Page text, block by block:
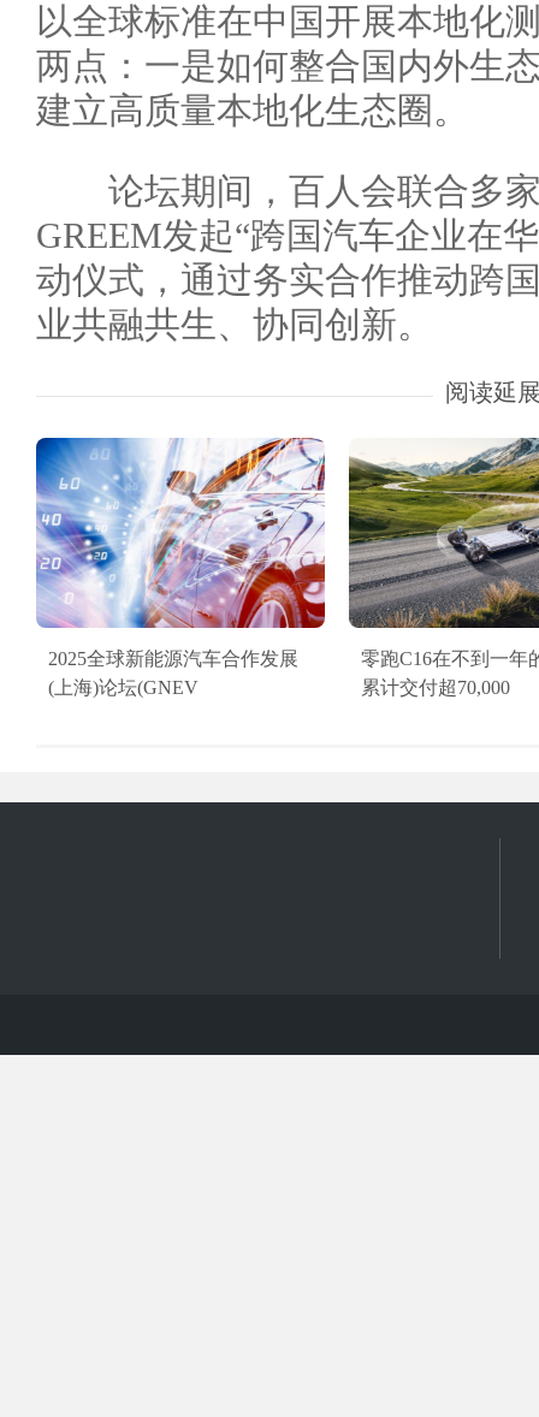
以全球标准在中国开展本地化
两点：一是如何整合国内外生
建立高质量本地化生态圈。
论坛期间，百人会联合多家
GREEM发起“跨国汽车企业在
动仪式，通过务实合作推动跨
业共融共生、协同创新。
阅读延
2025全球新能源汽车合作发展
(上海)论坛(GNEV
零跑C16在不到一年
累计交付超70,000